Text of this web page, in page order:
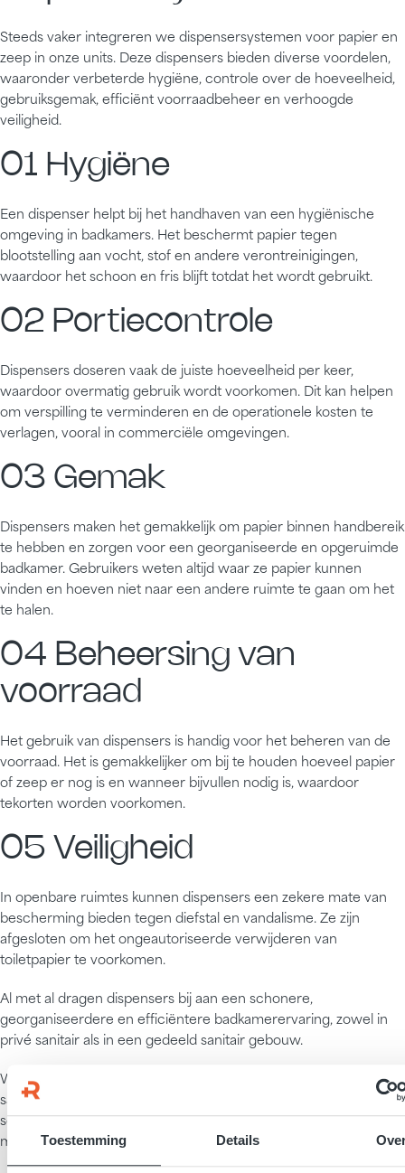
Toestemming Details
Steeds vaker integreren we dispensersystemen voor papier en
zeep in onze units. Deze dispensers bieden diverse voordelen,
waaronder verbeterde hygiëne, controle over de hoeveelheid,
gebruiksgemak, efficiënt voorraadbeheer en verhoogde
veiligheid.
01 Hygiëne
Een dispenser helpt bij het handhaven van een hygiënische
omgeving in badkamers. Het beschermt papier tegen
blootstelling aan vocht, stof en andere verontreinigingen,
waardoor het schoon en fris blijft totdat het wordt gebruikt.
02 Portiecontrole
Dispensers doseren vaak de juiste hoeveelheid per keer,
waardoor overmatig gebruik wordt voorkomen. Dit kan helpen
om verspilling te verminderen en de operationele kosten te
verlagen, vooral in commerciële omgevingen.
03 Gemak
Dispensers maken het gemakkelijk om papier binnen handbereik
te hebben en zorgen voor een georganiseerde en opgeruimde
badkamer. Gebruikers weten altijd waar ze papier kunnen
vinden en hoeven niet naar een andere ruimte te gaan om het
te halen.
04 Beheersing van
voorraad
Het gebruik van dispensers is handig voor het beheren van de
voorraad. Het is gemakkelijker om bij te houden hoeveel papier
of zeep er nog is en wanneer bijvullen nodig is, waardoor
tekorten worden voorkomen.
05 Veiligheid
In openbare ruimtes kunnen dispensers een zekere mate van
bescherming bieden tegen diefstal en vandalisme. Ze zijn
afgesloten om het ongeautoriseerde verwijderen van
toiletpapier te voorkomen.
Al met al dragen dispensers bij aan een schonere,
georganiseerdere en efficiëntere badkamerervaring, zowel in
privé sanitair als in een gedeeld sanitair gebouw.
Wil je weten wat de mogelijkheden zijn binnen reeds geleverde
sanitair units of heb je interesse in een sanitair unit waar aan dit
soort zaken tot in de puntjes gedacht is? Neem gerust contact
met ons op!